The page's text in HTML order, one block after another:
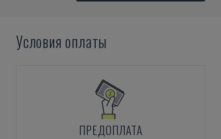
Условия оплаты
ПРЕДОПЛАТА